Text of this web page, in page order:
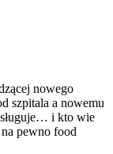
nowego
szpitala a nowemu
i kto wie
pewno food